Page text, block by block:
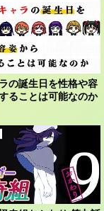
の誕生日を性格や容
ることは可能なのか